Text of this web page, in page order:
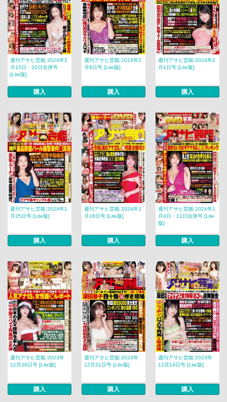
週刊アサヒ芸能 2024年2
月15日・22日合併号
[Lite版]
購入
週刊アサヒ芸能 2024年2
月8日号 [Lite版]
購入
週刊アサヒ芸能 2024年2
月1日号 [Lite版]
購入
週刊アサヒ芸能 2024年1
月25日号 [Lite版]
購入
週刊アサヒ芸能 2024年1
月18日号 [Lite版]
購入
週刊アサヒ芸能 2024年1
月4日・11日合併号 [Lite
版]
購入
週刊アサヒ芸能 2023年
12月28日号 [Lite版]
購入
週刊アサヒ芸能 2023年
12月21日号 [Lite版]
購入
週刊アサヒ芸能 2023年
12月14日号 [Lite版]
購入